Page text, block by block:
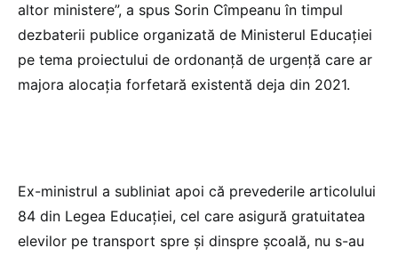
altor ministere”, a spus Sorin Cîmpeanu în timpul
dezbaterii publice organizată de Ministerul Educației
pe tema proiectului de ordonanță de urgență care ar
majora alocația forfetară existentă deja din 2021.
Ex-ministrul a subliniat apoi că prevederile articolului
84 din Legea Educației, cel care asigură gratuitatea
elevilor pe transport spre și dinspre școală, nu s-au